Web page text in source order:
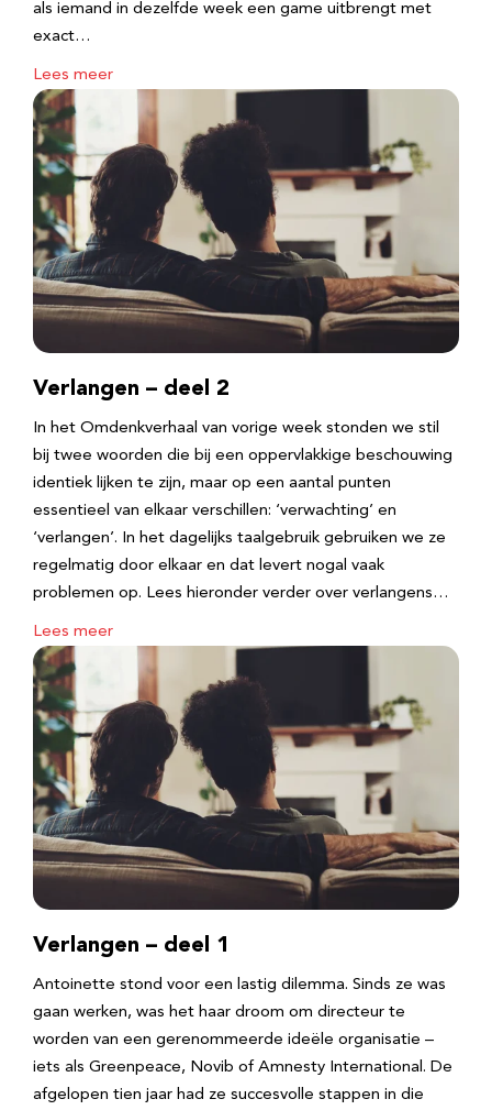
als iemand in dezelfde week een game uitbrengt met
exact…
Lees meer
Verlangen – deel 2
In het Omdenkverhaal van vorige week stonden we stil
bij twee woorden die bij een oppervlakkige beschouwing
identiek lijken te zijn, maar op een aantal punten
essentieel van elkaar verschillen: ‘verwachting’ en
‘verlangen’. In het dagelijks taalgebruik gebruiken we ze
regelmatig door elkaar en dat levert nogal vaak
problemen op. Lees hieronder verder over verlangens…
Lees meer
Verlangen – deel 1
Antoinette stond voor een lastig dilemma. Sinds ze was
gaan werken, was het haar droom om directeur te
worden van een gerenommeerde ideële organisatie –
iets als Greenpeace, Novib of Amnesty International. De
afgelopen tien jaar had ze succesvolle stappen in die